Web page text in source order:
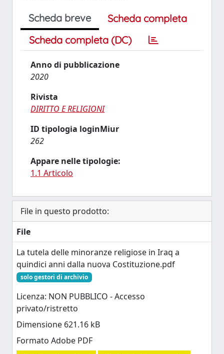
Scheda breve
Scheda completa
Scheda completa (DC)
Anno di pubblicazione
2020
Rivista
DIRITTO E RELIGIONI
ID tipologia loginMiur
262
Appare nelle tipologie:
1.1 Articolo
File in questo prodotto:
File
La tutela delle minoranze religiose in Iraq a
quindici anni dalla nuova Costituzione.pdf
solo gestori di archivio
Licenza: NON PUBBLICO - Accesso
privato/ristretto
Dimensione 621.16 kB
Formato Adobe PDF